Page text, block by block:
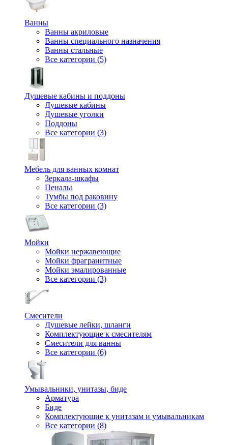
Ванны
Ванны акриловые
Ванны специального назначения
Ванны стальные
Все категории (5)
Душевые кабины и поддоны
Душевые кабины
Душевые уголки
Поддоны
Все категории (3)
Мебель для ванных комнат
Зеркала-шкафы
Пеналы
Тумбы под раковину
Все категории (3)
Мойки
Мойки нержавеющие
Мойки фрагранитные
Мойки эмалированные
Все категории (3)
Смесители
Душевые лейки, шланги
Комплектующие к смесителям
Смесители для ванны
Все категории (6)
Умывальники, унитазы, биде
Арматура
Биде
Комплектующие к унитазам и умывальникам
Все категории (8)